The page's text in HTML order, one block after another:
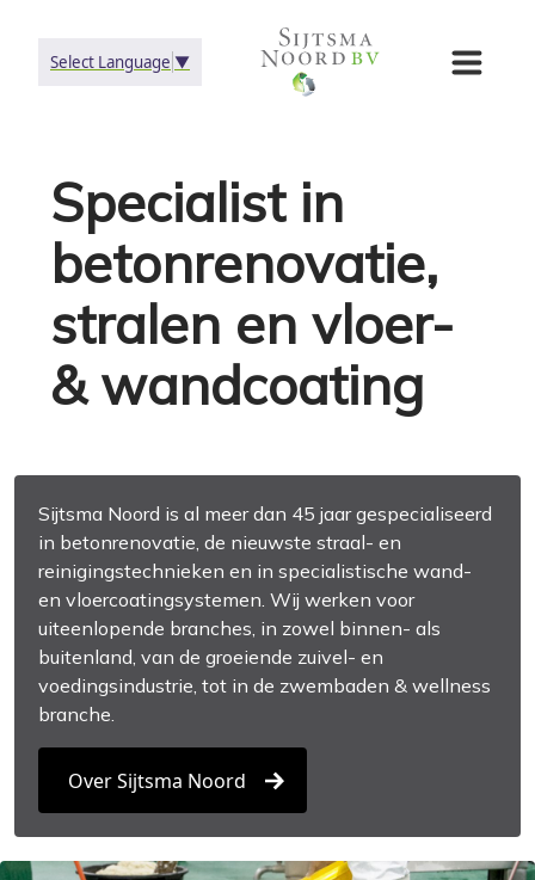
Select Language ▼
Specialist in
betonrenovatie,
stralen en vloer-
& wandcoating
Sijtsma Noord is al meer dan 45 jaar gespecialiseerd
in betonrenovatie, de nieuwste straal- en
reinigingstechnieken en in specialistische wand-
en vloercoatingsystemen. Wij werken voor
uiteenlopende branches, in zowel binnen- als
buitenland, van de groeiende zuivel- en
voedingsindustrie, tot in de zwembaden & wellness
branche.
Over Sijtsma Noord